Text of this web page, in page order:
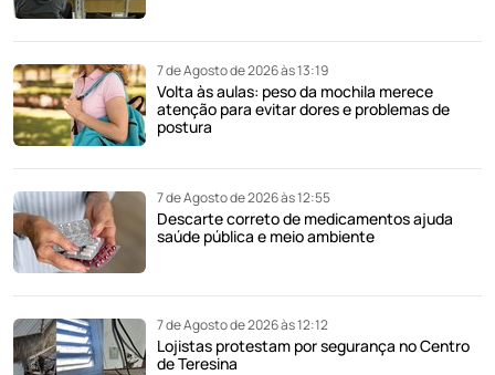
7 de Agosto de 2026 às 13:19
Volta às aulas: peso da mochila merece
atenção para evitar dores e problemas de
postura
7 de Agosto de 2026 às 12:55
Descarte correto de medicamentos ajuda
saúde pública e meio ambiente
7 de Agosto de 2026 às 12:12
Lojistas protestam por segurança no Centro
de Teresina